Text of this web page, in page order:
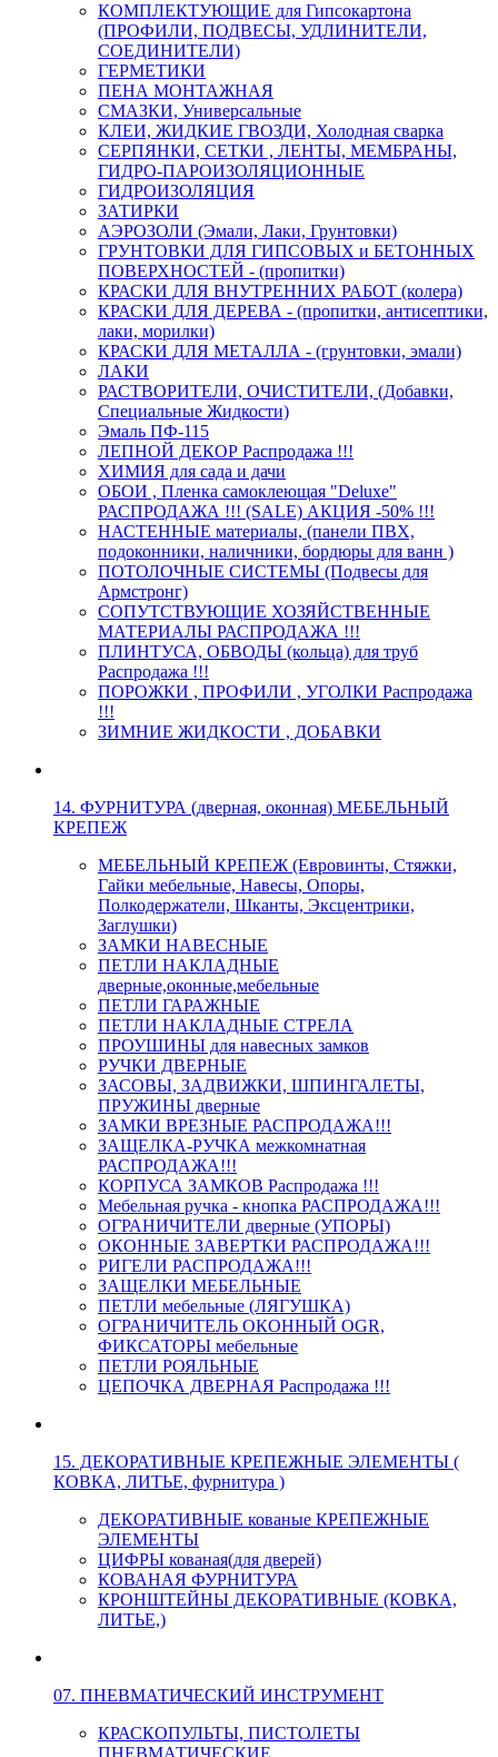
КОМПЛЕКТУЮЩИЕ для Гипсокартона
(ПРОФИЛИ, ПОДВЕСЫ, УДЛИНИТЕЛИ,
СОЕДИНИТЕЛИ)
ГЕРМЕТИКИ
ПЕНА МОНТАЖНАЯ
СМАЗКИ, Универсальные
КЛЕИ, ЖИДКИЕ ГВОЗДИ, Холодная сварка
СЕРПЯНКИ, СЕТКИ , ЛЕНТЫ, МЕМБРАНЫ,
ГИДРО-ПАРОИЗОЛЯЦИОННЫЕ
ГИДРОИЗОЛЯЦИЯ
ЗАТИРКИ
АЭРОЗОЛИ (Эмали, Лаки, Грунтовки)
ГРУНТОВКИ ДЛЯ ГИПСОВЫХ и БЕТОННЫХ
ПОВЕРХНОСТЕЙ - (пропитки)
КРАСКИ ДЛЯ ВНУТРЕННИХ РАБОТ (колера)
КРАСКИ ДЛЯ ДЕРЕВА - (пропитки, антисептики,
лаки, морилки)
КРАСКИ ДЛЯ МЕТАЛЛА - (грунтовки, эмали)
ЛАКИ
РАСТВОРИТЕЛИ, ОЧИСТИТЕЛИ, (Добавки,
Специальные Жидкости)
Эмаль ПФ-115
ЛЕПНОЙ ДЕКОР Распродажа !!!
ХИМИЯ для сада и дачи
ОБОИ , Пленка самоклеющая "Deluxe"
РАСПРОДАЖА !!! (SALE) АКЦИЯ -50% !!!
НАСТЕННЫЕ материалы, (панели ПВХ,
подоконники, наличники, бордюры для ванн )
ПОТОЛОЧНЫЕ СИСТЕМЫ (Подвесы для
Армстронг)
СОПУТСТВУЮЩИЕ ХОЗЯЙСТВЕННЫЕ
МАТЕРИАЛЫ РАСПРОДАЖА !!!
ПЛИНТУСА, ОБВОДЫ (кольца) для труб
Распродажа !!!
ПОРОЖКИ , ПРОФИЛИ , УГОЛКИ Распродажа
!!!
ЗИМНИЕ ЖИДКОСТИ , ДОБАВКИ
14. ФУРНИТУРА (дверная, оконная) МЕБЕЛЬНЫЙ
КРЕПЕЖ
МЕБЕЛЬНЫЙ КРЕПЕЖ (Евровинты, Стяжки,
Гайки мебельные, Навесы, Опоры,
Полкодержатели, Шканты, Эксцентрики,
Заглушки)
ЗАМКИ НАВЕСНЫЕ
ПЕТЛИ НАКЛАДНЫЕ
дверные,оконные,мебельные
ПЕТЛИ ГАРАЖНЫЕ
ПЕТЛИ НАКЛАДНЫЕ СТРЕЛА
ПРОУШИНЫ для навесных замков
РУЧКИ ДВЕРНЫЕ
ЗАСОВЫ, ЗАДВИЖКИ, ШПИНГАЛЕТЫ,
ПРУЖИНЫ дверные
ЗАМКИ ВРЕЗНЫЕ РАСПРОДАЖА!!!
ЗАЩЕЛКА-РУЧКА межкомнатная
РАСПРОДАЖА!!!
КОРПУСА ЗАМКОВ Распродажа !!!
Мебельная ручка - кнопка РАСПРОДАЖА!!!
ОГРАНИЧИТЕЛИ дверные (УПОРЫ)
ОКОННЫЕ ЗАВЕРТКИ РАСПРОДАЖА!!!
РИГЕЛИ РАСПРОДАЖА!!!
ЗАЩЕЛКИ МЕБЕЛЬНЫЕ
ПЕТЛИ мебельные (ЛЯГУШКА)
ОГРАНИЧИТЕЛЬ ОКОННЫЙ OGR,
ФИКСАТОРЫ мебельные
ПЕТЛИ РОЯЛЬНЫЕ
ЦЕПОЧКА ДВЕРНАЯ Распродажа !!!
15. ДЕКОРАТИВНЫЕ КРЕПЕЖНЫЕ ЭЛЕМЕНТЫ (
КОВКА, ЛИТЬЕ, фурнитура )
ДЕКОРАТИВНЫЕ кованые КРЕПЕЖНЫЕ
ЭЛЕМЕНТЫ
ЦИФРЫ кованая(для дверей)
КОВАНАЯ ФУРНИТУРА
КРОНШТЕЙНЫ ДЕКОРАТИВНЫЕ (КОВКА,
ЛИТЬЕ,)
07. ПНЕВМАТИЧЕСКИЙ ИНСТРУМЕНТ
КРАСКОПУЛЬТЫ, ПИСТОЛЕТЫ
ПНЕВМАТИЧЕСКИЕ